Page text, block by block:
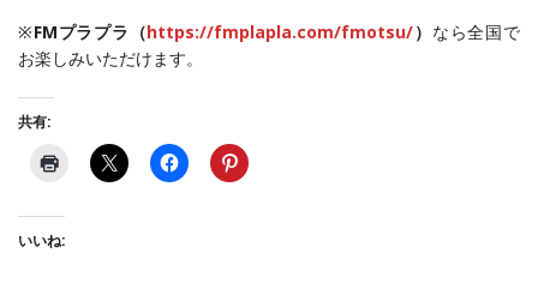
※FMプラプラ（https://fmplapla.com/fmotsu/） なら全国で
お楽しみいただけます。
共有:
いいね: